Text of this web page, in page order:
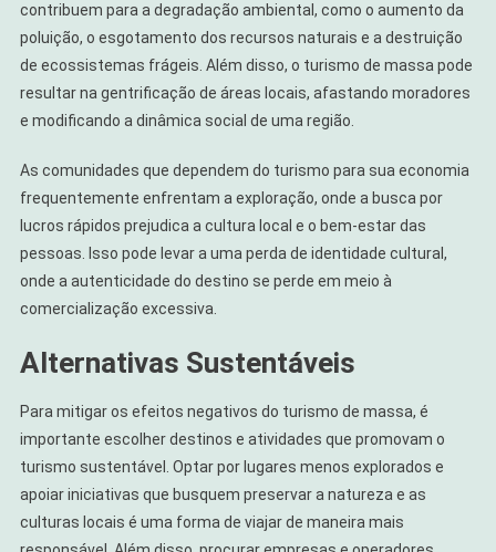
contribuem para a degradação ambiental, como o aumento da
poluição, o esgotamento dos recursos naturais e a destruição
de ecossistemas frágeis. Além disso, o turismo de massa pode
resultar na gentrificação de áreas locais, afastando moradores
e modificando a dinâmica social de uma região.
As comunidades que dependem do turismo para sua economia
frequentemente enfrentam a exploração, onde a busca por
lucros rápidos prejudica a cultura local e o bem-estar das
pessoas. Isso pode levar a uma perda de identidade cultural,
onde a autenticidade do destino se perde em meio à
comercialização excessiva.
Alternativas Sustentáveis
Para mitigar os efeitos negativos do turismo de massa, é
importante escolher destinos e atividades que promovam o
turismo sustentável. Optar por lugares menos explorados e
apoiar iniciativas que busquem preservar a natureza e as
culturas locais é uma forma de viajar de maneira mais